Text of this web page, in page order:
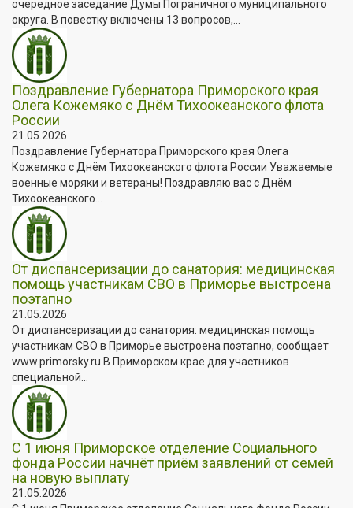
очередное заседание Думы Пограничного муниципального
округа. В повестку включены 13 вопросов,...
Поздравление Губернатора Приморского края
Олега Кожемяко с Днём Тихоокеанского флота
России
21.05.2026
Поздравление Губернатора Приморского края Олега
Кожемяко с Днём Тихоокеанского флота России Уважаемые
военные моряки и ветераны! Поздравляю вас с Днём
Тихоокеанского...
От диспансеризации до санатория: медицинская
помощь участникам СВО в Приморье выстроена
поэтапно
21.05.2026
От диспансеризации до санатория: медицинская помощь
участникам СВО в Приморье выстроена поэтапно, сообщает
www.primorsky.ru В Приморском крае для участников
специальной...
С 1 июня Приморское отделение Социального
фонда России начнёт приём заявлений от семей
на новую выплату
21.05.2026